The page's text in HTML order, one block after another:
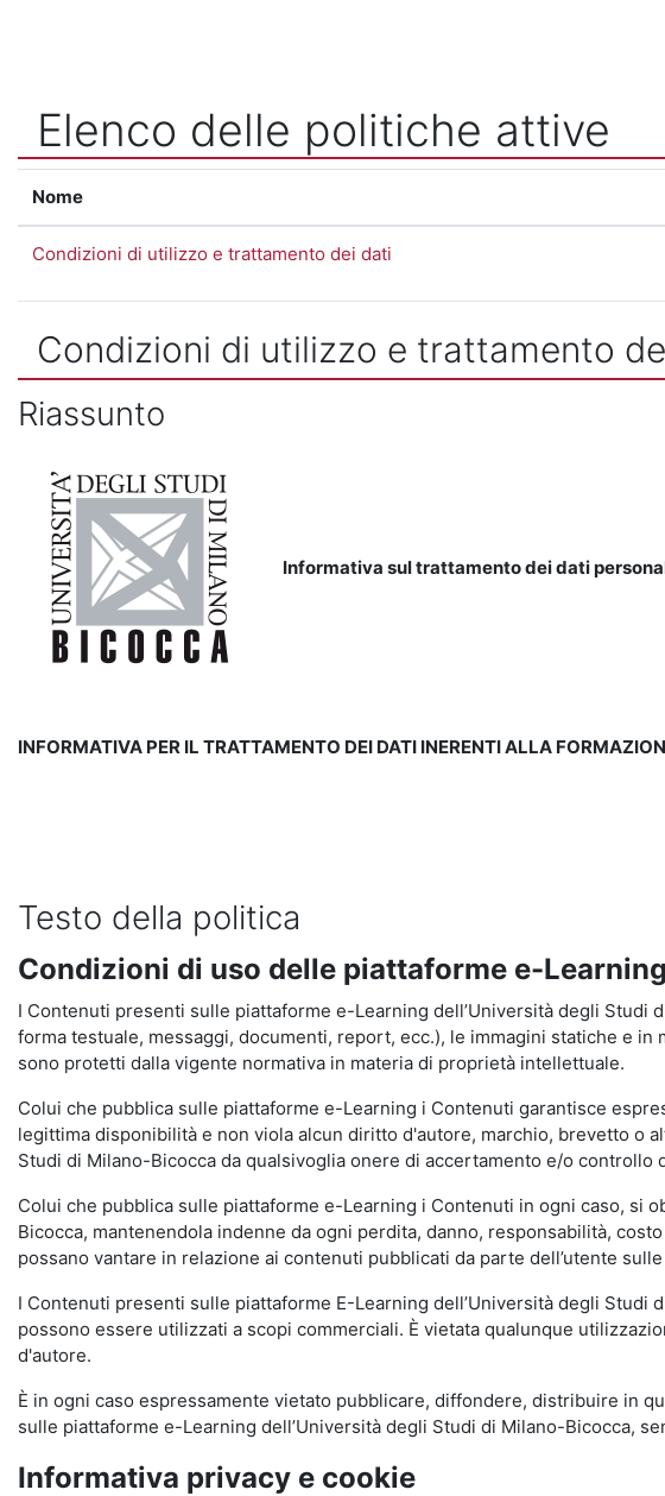
Elenco delle politiche attive
Nome
Condizioni di utilizzo e trattamento dei dati
Condizioni di utilizzo e trattamento
Riassunto
Informativa sul trattamento dei dati
INFORMATIVA PER IL TRATTAMENTO DEI DATI INERENTI ALLA
Testo della politica
Condizioni di uso delle piattaforme e-Learning
I Contenuti presenti sulle piattaforme e-Learning dell’Università degli
forma testuale, messaggi, documenti, report, ecc.), le immagini statiche e
sono protetti dalla vigente normativa in materia di proprietà intellettuale.
Colui che pubblica sulle piattaforme e-Learning i Contenuti garantisce
legittima disponibilità e non viola alcun diritto d'autore, marchio, brevetto o
Studi di Milano-Bicocca da qualsivoglia onere di accertamento e/o controllo
Colui che pubblica sulle piattaforme e-Learning i Contenuti in ogni caso, si
Bicocca, mantenendola indenne da ogni perdita, danno, responsabilità,
possano vantare in relazione ai contenuti pubblicati da parte dell’utente
I Contenuti presenti sulle piattaforme E-Learning dell’Università degli
possono essere utilizzati a scopi commerciali. È vietata qualunque
d'autore.
È in ogni caso espressamente vietato pubblicare, diffondere, distribuire in
sulle piattaforme e-Learning dell’Università degli Studi di Milano-Bicocca,
Informativa privacy e cookie